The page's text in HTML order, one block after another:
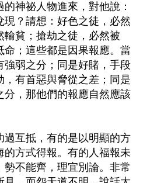
神祕人物進來，對他說：
現？請想：好色之徒，必然
輸貧；搶劫之徒，必然被
命；這些都是因果報應。當
強弱之分；同是好賭，手段
，有首惡與脅從之差；同是
分，那他們的報應自然應該
過互抵，有的是以明顯的方
的方式得報。有的人福報未
不能齊，理宜別論。非常